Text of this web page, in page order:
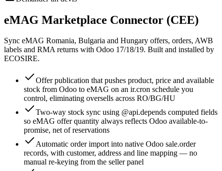
eMAG Marketplace Connector (CEE)
Sync eMAG Romania, Bulgaria and Hungary offers, orders, AWB
labels and RMA returns with Odoo 17/18/19. Built and installed by
ECOSIRE.
Offer publication that pushes product, price and available
stock from Odoo to eMAG on an ir.cron schedule you
control, eliminating oversells across RO/BG/HU
Two-way stock sync using @api.depends computed fields
so eMAG offer quantity always reflects Odoo available-to-
promise, net of reservations
Automatic order import into native Odoo sale.order
records, with customer, address and line mapping — no
manual re-keying from the seller panel